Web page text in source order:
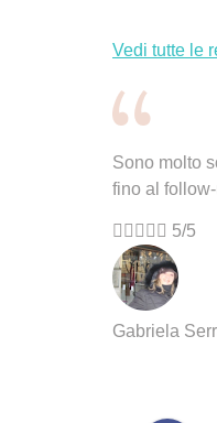
Vedi tutte le
Sono molto
fino al
     5/5
Gabriela